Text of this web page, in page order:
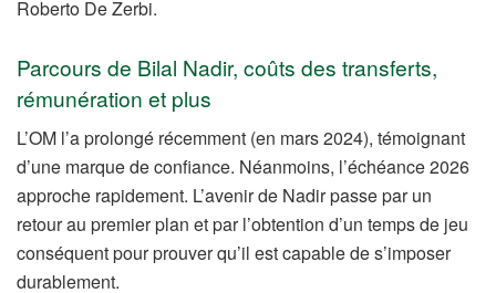
Roberto De Zerbi.
Parcours de Bilal Nadir, coûts des transferts,
rémunération et plus
L’OM l’a prolongé récemment (en mars 2024), témoignant
d’une marque de confiance. Néanmoins, l’échéance 2026
approche rapidement. L’avenir de Nadir passe par un
retour au premier plan et par l’obtention d’un temps de jeu
conséquent pour prouver qu’il est capable de s’imposer
durablement.